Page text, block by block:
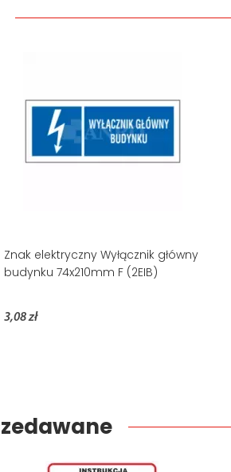
Znak elektryczny Wyłącznik główny
budynku 74x210mm F (2EIB)
3,08 zł